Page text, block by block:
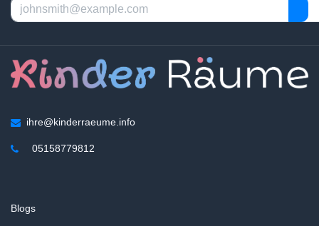
ihre@kinderraeume.info
05158779812
Blogs